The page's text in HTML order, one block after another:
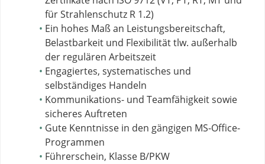
für Strahlenschutz R 1.2)
Ein hohes Maß an Leistungsbereitschaft,
Belastbarkeit und Flexibilität tlw. außerhalb
der regulären Arbeitszeit
Engagiertes, systematisches und
selbständiges Handeln
Kommunikations- und Teamfähigkeit sowie
sicheres Auftreten
Gute Kenntnisse in den gängigen MS-Office-
Programmen
Führerschein, Klasse B/PKW